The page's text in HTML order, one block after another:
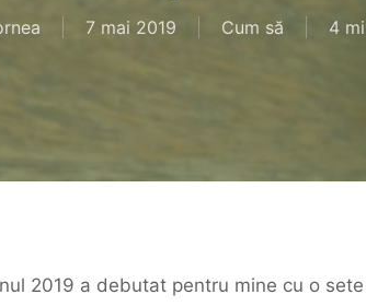
7 mai 2019 Cum să 4
2019 a debutat pentru mine cu o